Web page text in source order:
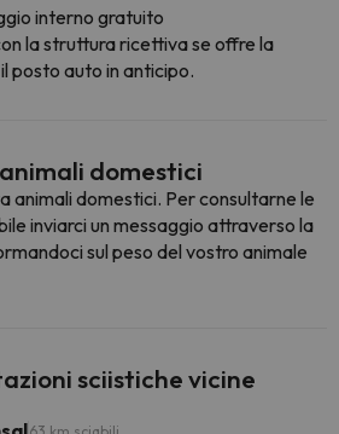
interno gratuito
la struttura ricettiva se offre la
posto auto in anticipo.
domestici
animali domestici. Per consultarne le
inviarci un messaggio attraverso la
sul peso del vostro animale
sciistiche vicine
63 km sciabili